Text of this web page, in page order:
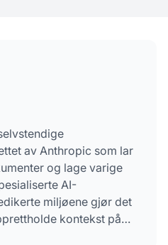
av Anthropic som lar
og lage varige
AI-
miljøene gjør det
kontekst på